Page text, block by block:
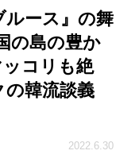
ルース』の舞
の島の豊か
コリも絶
の韓流談義
2022.6.30